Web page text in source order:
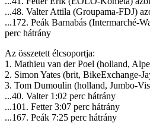
...48. Valter Attila (Groupama-FDJ)
...172. Peák Barnabás (Intermarché-
perc hátrány
Az összetett élcsoportja:
1. Mathieu van der Poel (holland,
2. Simon Yates (brit, BikeExchange-
3. Tom Dumoulin (holland, Jumbo-
...40. Valter 1:02 perc hátrány
...101. Fetter 3:07 perc hátrány
...167. Peák 7:25 perc hátrány